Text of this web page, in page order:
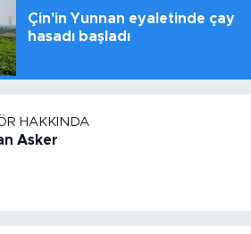
Çin'in Yunnan eyaletinde çay
hasadı başladı
HAKKINDA
Asker